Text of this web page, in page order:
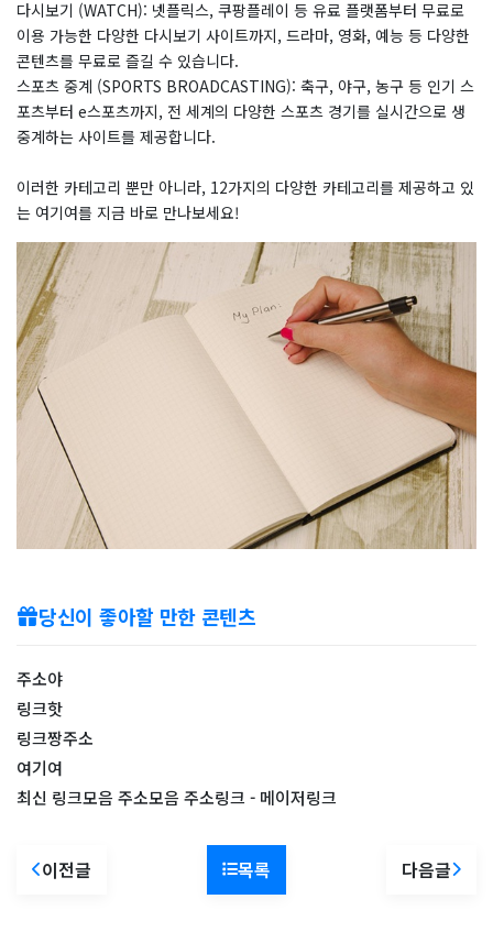
다시보기 (WATCH): 넷플릭스, 쿠팡플레이 등 유료 플랫폼부터 무료로
이용 가능한 다양한 다시보기 사이트까지, 드라마, 영화, 예능 등 다양한
콘텐츠를 무료로 즐길 수 있습니다.
스포츠 중계 (SPORTS BROADCASTING): 축구, 야구, 농구 등 인기 스
포츠부터 e스포츠까지, 전 세계의 다양한 스포츠 경기를 실시간으로 생
중계하는 사이트를 제공합니다.
​이러한 카테고리 뿐만 아니라, 12가지의 다양한 카테고리를 제공하고 있
는 여기여를 지금 바로 만나보세요!
당신이 좋아할 만한 콘텐츠
주소야
링크핫
링크짱주소
여기여
최신 링크모음 주소모음 주소링크 - 메이저링크
이전글 목록 다음글